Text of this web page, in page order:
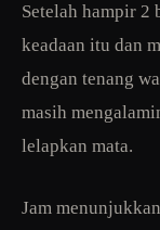
Setelah hampir 2
keadaan itu dan
dengan tenang
masih
lelapkan mata.
Jam